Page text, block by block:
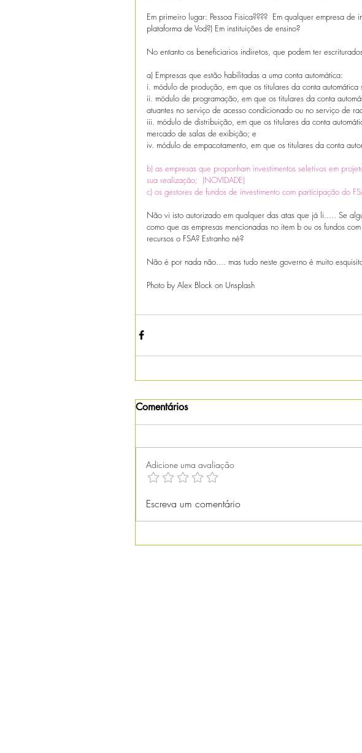
Em primeiro lugar: Pessoa Fisica????  Em qualquer empresa
plataforma de Vod?) Em instituições de ensino?
No entanto os beneficiarios indiretos, que podem ter
a) Empresas que estão habilitadas a uma conta automática:
i. módulo de produção, em que os titulares da conta
ii. módulo de programação, em que os titulares da conta
atuantes no serviço de acesso condicionado ou no serviço de
iii. módulo de distribuição, em que os titulares da conta
mercado de salas de exibição; e
iv. módulo de empacotamento, em que os titulares da conta
b) as empresas que proponham investimentos seletivos em
sua realização;  (NOVIDADE)
c) os gestores de fundos de investimento com participação do
Não vi isto autorizado em qualquer das atas que já li..... Se
como que as empresas mencionadas no item b ou os fundos
recursos o FSA? Estranho né?
Não é por nada não.... mas tudo neste governo é muito
Photo by Alex Block on Unsplash
Comentários
Adicione uma avaliação
Escreva um comentário